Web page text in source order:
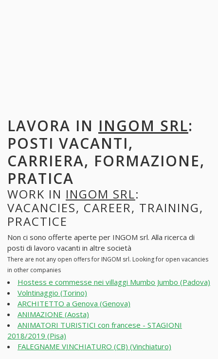
LAVORA IN INGOM SRL:
POSTI VACANTI,
CARRIERA, FORMAZIONE,
PRATICA
WORK IN INGOM SRL:
VACANCIES, CAREER, TRAINING,
PRACTICE
Non ci sono offerte aperte per INGOM srl. Alla ricerca di
posti di lavoro vacanti in altre società
There are not any open offers for INGOM srl. Looking for open vacancies
in other companies
Hostess e commesse nei villaggi Mumbo Jumbo (Padova)
Volntinaggio (Torino)
ARCHITETTO a Genova (Genova)
ANIMAZIONE (Aosta)
ANIMATORI TURISTICI con francese - STAGIONI
2018/2019 (Pisa)
FALEGNAME VINCHIATURO (CB) (Vinchiaturo)